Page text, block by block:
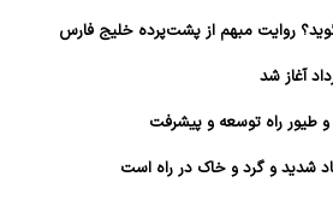
روایت مبهم از پشت‌پرده خلیج فارس
آغاز شد
راه توسعه و پیشرفت
شدید و گرد و خاک در راه است